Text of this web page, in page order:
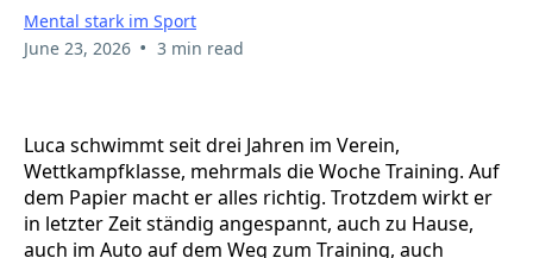
Mental stark im Sport
June 23, 2026 • 3 min read
Luca schwimmt seit drei Jahren im Verein,
Wettkampfklasse, mehrmals die Woche Training. Auf
dem Papier macht er alles richtig. Trotzdem wirkt er
in letzter Zeit ständig angespannt, auch zu Hause,
auch im Auto auf dem Weg zum Training, auch